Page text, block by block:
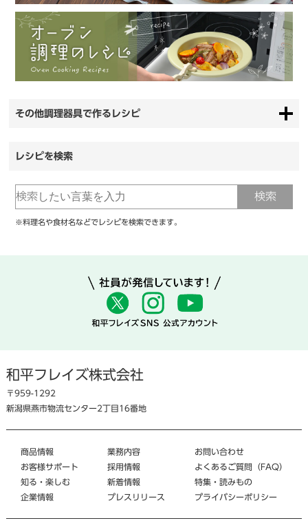
その他調理器具で作るレシピ
レシピを検索
※料理名や食材名などでレシピを検索できます。
和平フレイズ株式会社
〒959-1292
新潟県燕市物流センター2丁目16番地
商品情報
お客様サポート
知る・楽しむ
企業情報
業務内容
採用情報
新着情報
プレスリリース
お問い合わせ
よくあるご質問（FAQ）
特集・読みもの
プライバシーポリシー